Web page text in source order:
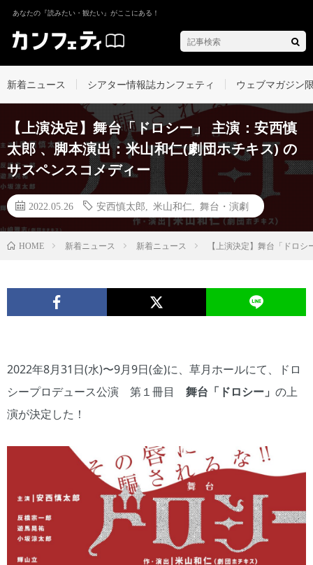
あなたの『読みたい・観たい』がここにある！
新着ニュース シアター情報誌カンフェティ ウェブマガジン
【上演決定】舞台「ドロシー」 主演：安西慎
太郎 、脚本演出：米山和仁(劇団ホチキス) の
サスペンスコメディー
2022.05.26 安西慎太郎 米山和仁 舞台・演劇
HOME 新着ニュース 新着ニュース 【上演決定】舞台「ドロ
2022年8月31日(水)〜9月9日(金)に、草月ホールにて、ドロ
シープロデュース公演 第１冊目 舞台「ドロシー」 の上
演が決定した！